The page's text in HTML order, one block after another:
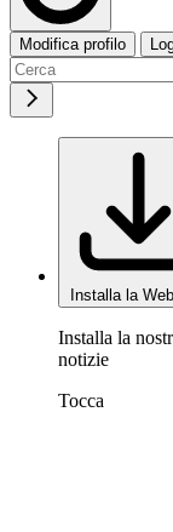
Modifica profilo
Installa la
Installa la
notizie
Tocca